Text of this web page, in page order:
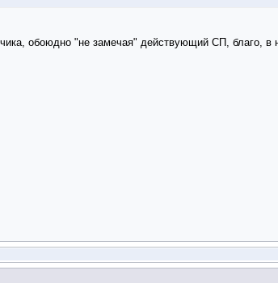
обоюдно "не замечая" действующий СП, благо, в